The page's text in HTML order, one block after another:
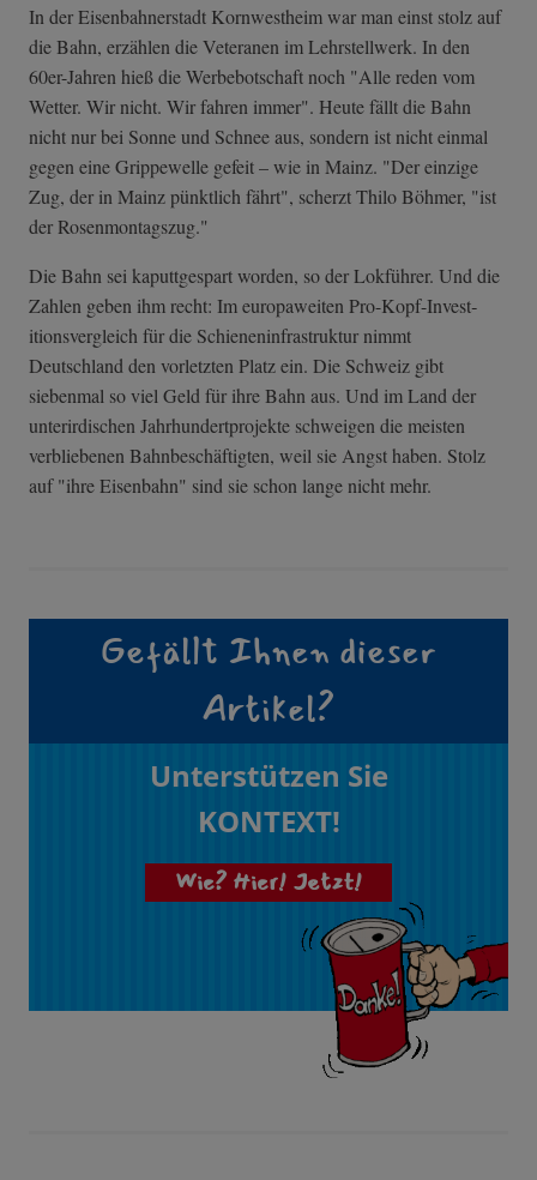
In der Eisenbahnerstadt Kornwestheim war man einst stolz auf
die Bahn, erzählen die Veteranen im Lehrstellwerk. In den
60er-Jahren hieß die Werbebotschaft noch "Alle reden vom
Wetter. Wir nicht. Wir fahren immer". Heute fällt die Bahn
nicht nur bei Sonne und Schnee aus, sondern ist nicht einmal
gegen eine Grippewelle gefeit – wie in Mainz. "Der einzige
Zug, der in Mainz pünktlich fährt", scherzt Thilo Böhmer, "ist
der Rosenmontagszug."
Die Bahn sei kaputtgespart worden, so der Lokführer. Und die
Zahlen geben ihm recht: Im europaweiten Pro-Kopf-Invest­
itionsvergleich für die Schieneninfrastruktur nimmt
Deutschland den vorletzten Platz ein. Die Schweiz gibt
siebenmal so viel Geld für ihre Bahn aus. Und im Land der
unterirdischen Jahrhundertprojekte schweigen die meisten
verbliebenen Bahnbeschäftigten, weil sie Angst haben. Stolz
auf "ihre Eisenbahn" sind sie schon lange nicht mehr.
Gefällt Ihnen dieser
Artikel?
Unterstützen Sie
KONTEXT!
Wie? Hier! Jetzt!